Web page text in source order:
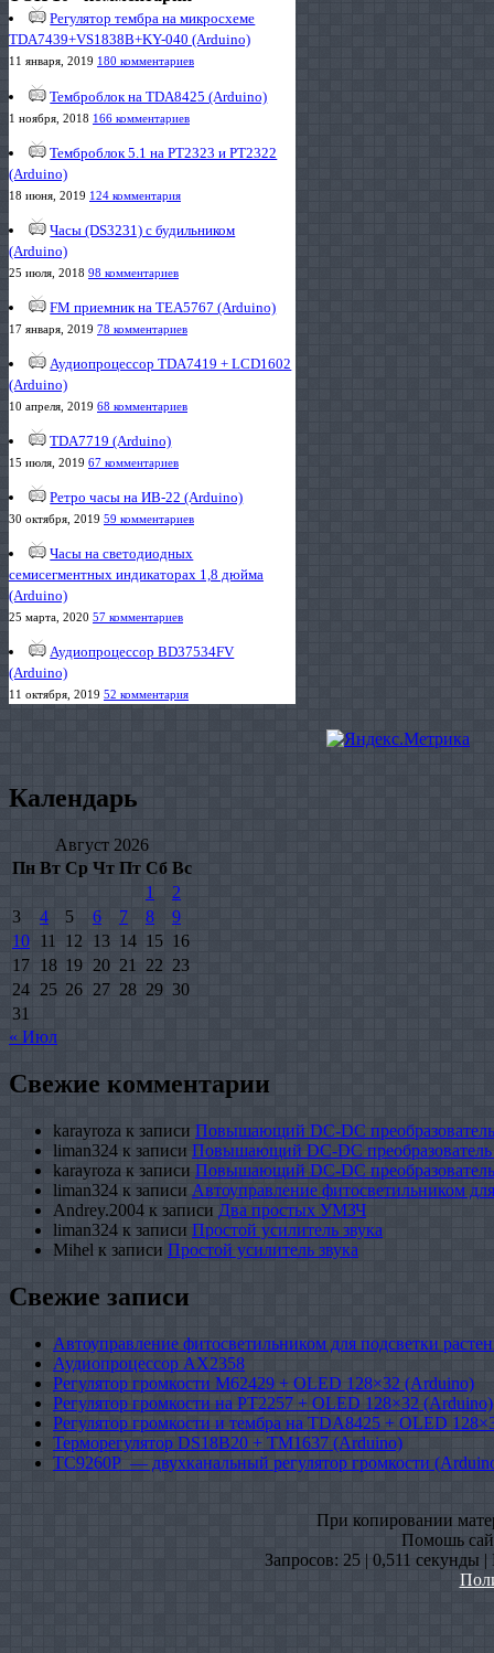
Регулятор тембра на микросхеме
TDA7439+VS1838B+KY-040 (Arduino)
11 января, 2019 180 комментариев
Темброблок на TDA8425 (Arduino)
1 ноября, 2018 166 комментариев
Темброблок 5.1 на PT2323 и PT2322
(Arduino)
18 июня, 2019 124 комментария
Часы (DS3231) с будильником
(Arduino)
25 июля, 2018 98 комментариев
FM приемник на TEA5767 (Arduino)
17 января, 2019 78 комментариев
Аудиопроцессор TDA7419 + LCD1602
(Arduino)
10 апреля, 2019 68 комментариев
TDA7719 (Arduino)
15 июля, 2019 67 комментариев
Ретро часы на ИВ-22 (Arduino)
30 октября, 2019 59 комментариев
Часы на светодиодных
семисегментных индикаторах 1,8 дюйма
(Arduino)
25 марта, 2020 57 комментариев
Аудиопроцессор BD37534FV
(Arduino)
11 октября, 2019 52 комментария
Календарь
Август 2026
Пн Вт Ср Чт Пт Сб Вс
1
2
3
4 5 6 7 8
9
10 11 12 13 14 15 16
17 18 19 20 21 22 23
24 25 26 27 28 29 30
31
« Июл
Свежие комментарии
karayroza к записи Повышающий DC-DC
liman324 к записи Повышающий DC-DC
karayroza к записи Повышающий DC-DC
liman324 к записи Автоуправление фитосветильником
Andrey.2004 к записи Два простых УМЗЧ
liman324 к записи Простой усилитель звука
Mihel к записи Простой усилитель звука
Свежие записи
Автоуправление фитосветильником для подсветки
Аудиопроцессор AX2358
Регулятор громкости M62429 + OLED 128×32 (Arduino)
Регулятор громкости на PT2257 + OLED 128×32 (Arduino)
Регулятор громкости и тембра на TDA8425 + OLED
Терморегулятор DS18B20 + TM1637 (Arduino)
TC9260P — двухканальный регулятор громкости
При копировании
Помошь
Запросов: 25 | 0,511 секунды